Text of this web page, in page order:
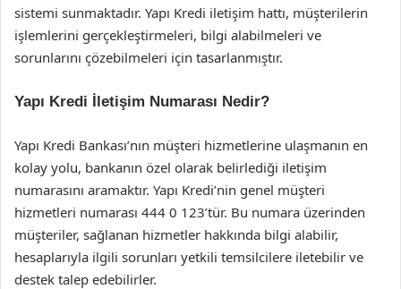
sistemi sunmaktadır. Yapı Kredi iletişim hattı, müşterilerin
işlemlerini gerçekleştirmeleri, bilgi alabilmeleri ve
sorunlarını çözebilmeleri için tasarlanmıştır.
Yapı Kredi İletişim Numarası Nedir?
Yapı Kredi Bankası’nın müşteri hizmetlerine ulaşmanın en
kolay yolu, bankanın özel olarak belirlediği iletişim
numarasını aramaktır. Yapı Kredi’nin genel müşteri
hizmetleri numarası 444 0 123’tür. Bu numara üzerinden
müşteriler, sağlanan hizmetler hakkında bilgi alabilir,
hesaplarıyla ilgili sorunları yetkili temsilcilere iletebilir ve
destek talep edebilirler.